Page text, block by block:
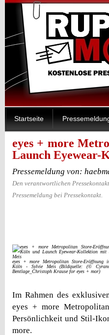
Startseite
eyes + more
Launch Eyewear-
Pressemeldung von:
Den verantwortlichen
Pressemeldung bei Pressekontakt.
eyes + more Metropolitan Store-Eröffnung
Köln - Sylvie Meis (Bildquelle: (©
Bentlage_Christoph Krause for eyes + mor)
Im Rahmen des
eyes + more
Persönlichkeit und Stil-
more.